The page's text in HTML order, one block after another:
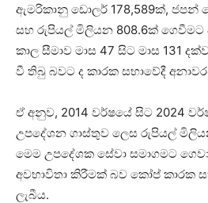
ඇමරිකානු ඩොලර් 178,589ක්, ජපන්
සහ රුපියල් මිලියන 808.6ක් ගෙවීමට
කාල සීමාව මාස 47 සිට මාස 131
වී තිබු බවට ද කාරක සභාවේදී
ඒ අනුව, 2014 වර්ෂයේ සිට 2024
උපදේශන ගාස්තුව ලෙස රුපියල්
මෙම උපදේශක සේවා සමාගමට
අවභාවිතා කිරීමක් බව කෝප් කාරක
ලැබීය.